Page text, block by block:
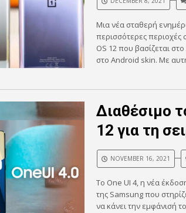
Μια νέα σταθερή
περισσότερες περιοχές
OS 12 που βασίζεται
στο Android skin. Με
Διαθέσιμο
12 για τη
NOVEMBER 16, 2021
Το One UI 4, η νέα
της Samsung που
να κάνει την εμφάνισή